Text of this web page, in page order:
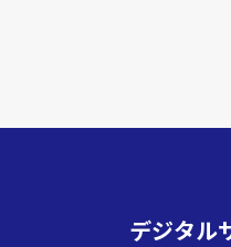
デジタル